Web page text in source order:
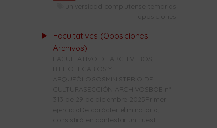
universidad complutense temarios
oposiciones
Facultativos (Oposiciones
Archivos)
FACULTATIVO DE ARCHIVEROS,
BIBLIOTECARIOS Y
ARQUEÓLOGOSMINISTERIO DE
CULTURASECCIÓN ARCHIVOSBOE nº
313 de 29 de diciembre 2025Primer
ejercicioDe carácter eliminatorio,
consistirá en contestar un cuest...